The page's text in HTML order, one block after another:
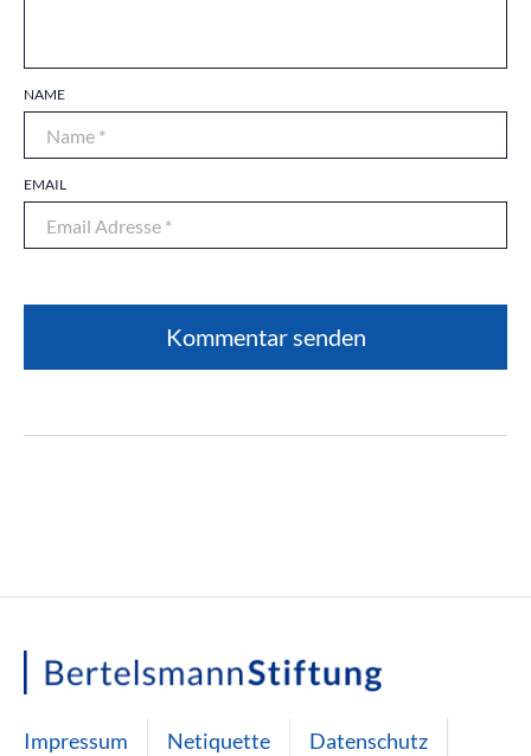
NAME
EMAIL
Impressum Netiquette Datenschutz